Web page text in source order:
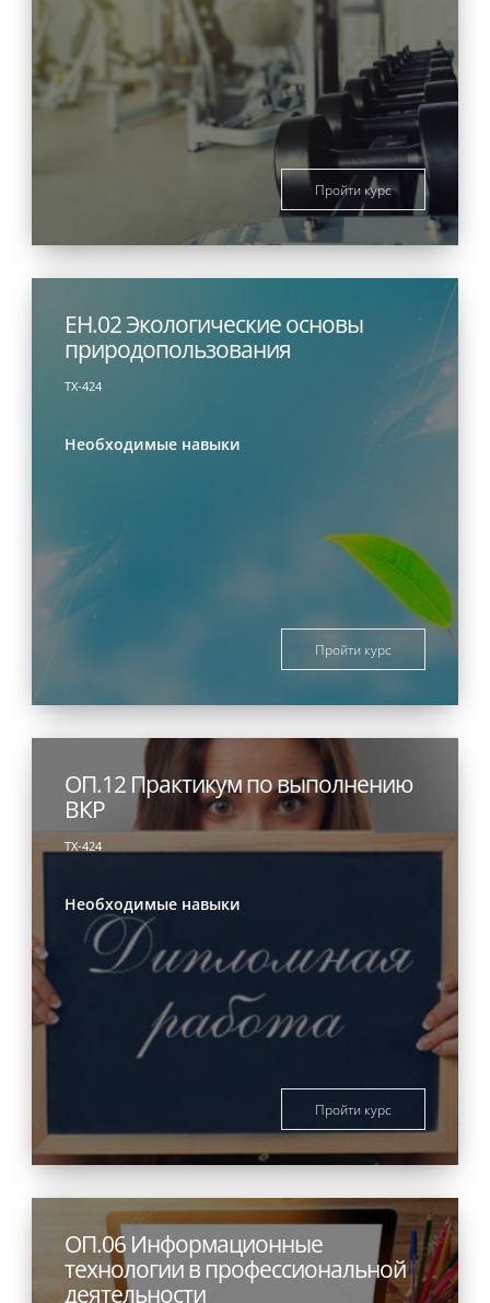
Пройти курс
ЕН.02 Экологические основы
природопользования
ТХ-424
Необходимые навыки
Пройти курс
ОП.12 Практикум по выполнению
ВКР
ТХ-424
Необходимые навыки
Пройти курс
ОП.06 Информационные
технологии в профессиональной
деятельности